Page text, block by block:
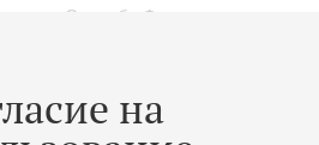
на
опере «Свадьба Фигаро»,
piu cosa son…" из оперы
Гульельмо и Дорабеллы "Il